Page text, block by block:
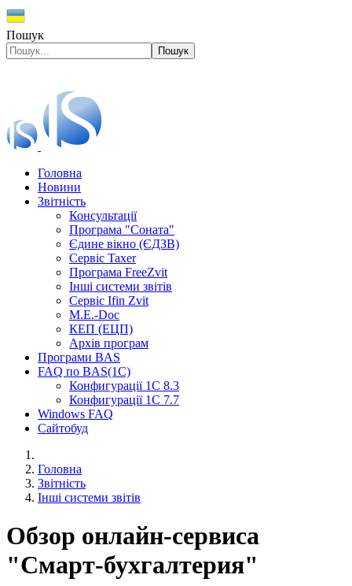
Пошук
Пошук
Головна
Новини
Звітність
Консультації
Програма "Соната"
Єдине вікно (ЄДЗВ)
Сервіс Taxer
Програма FreeZvit
Інші системи звітів
Сервіс Ifin Zvit
M.E.-Doc
КЕП (ЕЦП)
Архів програм
Програми BAS
FAQ по BAS(1С)
Конфигурації 1С 8.3
Конфигурації 1С 7.7
Windows FAQ
Сайтобуд
Головна
Звітність
Інші системи звітів
Обзор онлайн-сервиса
"Смарт-бухгалтерия"